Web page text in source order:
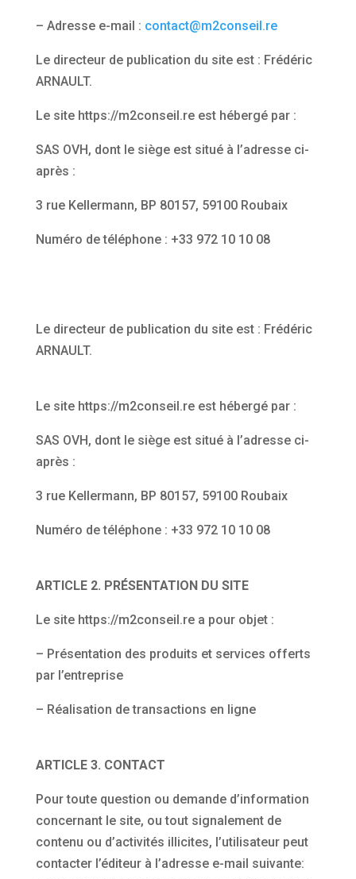
– Adresse e-mail : contact@m2conseil.re
Le directeur de publication du site est : Frédéric
ARNAULT.
Le site https://m2conseil.re est hébergé par :
SAS OVH, dont le siège est situé à l’adresse ci-
après :
3 rue Kellermann, BP 80157, 59100 Roubaix
Numéro de téléphone : +33 972 10 10 08
Le directeur de publication du site est : Frédéric
ARNAULT.
Le site https://m2conseil.re est hébergé par :
SAS OVH, dont le siège est situé à l’adresse ci-
après :
3 rue Kellermann, BP 80157, 59100 Roubaix
Numéro de téléphone : +33 972 10 10 08
ARTICLE 2. PRÉSENTATION DU SITE
Le site https://m2conseil.re a pour objet :
– Présentation des produits et services offerts
par l’entreprise
– Réalisation de transactions en ligne
ARTICLE 3. CONTACT
Pour toute question ou demande d’information
concernant le site, ou tout signalement de
contenu ou d’activités illicites, l’utilisateur peut
contacter l’éditeur à l’adresse e-mail suivante: